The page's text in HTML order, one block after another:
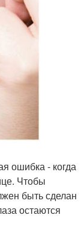
ошибка - когда
Чтобы
быть сделан
остаются